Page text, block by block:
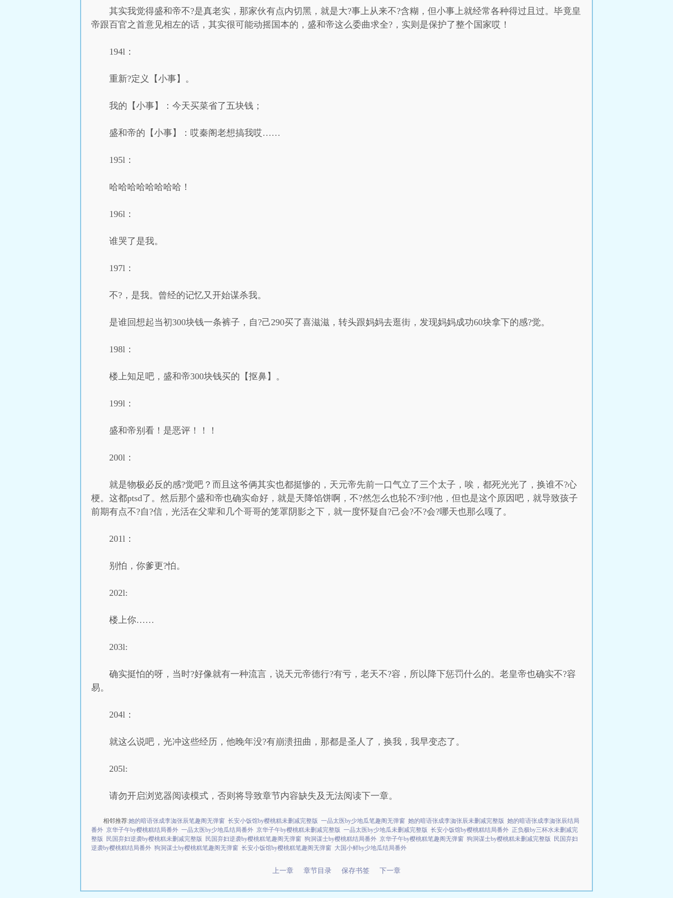
其实我觉得盛和帝不?是真老实，那家伙有点内切黑，就是大?事上从来不?含糊，但小事上就经常各种得过且过。毕竟皇
帝跟百官之首意见相左的话，其实很可能动摇国本的，盛和帝这么委曲求全?，实则是保护了整个国家哎！
194l：
重新?定义【小事】。
我的【小事】：今天买菜省了五块钱；
盛和帝的【小事】：哎秦阁老想搞我哎……
195l：
哈哈哈哈哈哈哈哈！
196l：
谁哭了是我。
197l：
不?，是我。曾经的记忆又开始谋杀我。
是谁回想起当初300块钱一条裤子，自?己290买了喜滋滋，转头跟妈妈去逛街，发现妈妈成功60块拿下的感?觉。
198l：
楼上知足吧，盛和帝300块钱买的【抠鼻】。
199l：
盛和帝别看！是恶评！！！
200l：
就是物极必反的感?觉吧？而且这爷俩其实也都挺惨的，天元帝先前一口气立了三个太子，唉，都死光光了，换谁不?心
梗。这都ptsd了。然后那个盛和帝也确实命好，就是天降馅饼啊，不?然怎么也轮不?到?他，但也是这个原因吧，就导致孩子
前期有点不?自?信，光活在父辈和几个哥哥的笼罩阴影之下，就一度怀疑自?己会?不?会?哪天也那么嘎了。
201l：
别怕，你爹更?怕。
202l:
楼上你……
203l:
确实挺怕的呀，当时?好像就有一种流言，说天元帝德行?有亏，老天不?容，所以降下惩罚什么的。老皇帝也确实不?容
易。
204l：
就这么说吧，光冲这些经历，他晚年没?有崩溃扭曲，那都是圣人了，换我，我早变态了。
205l:
请勿开启浏览器阅读模式，否则将导致章节内容缺失及无法阅读下一章。
相邻推荐:她的暗语张成李洳张辰笔趣阁无弹窗 长安小饭馆by樱桃糕未删减完整版 一品太医by少地瓜笔趣阁无弹窗 她的暗语张成李洳张辰未删减完整版 她的暗语张成李洳张辰结局
番外 京华子午by樱桃糕结局番外 一品太医by少地瓜结局番外 京华子午by樱桃糕未删减完整版 一品太医by少地瓜未删减完整版 长安小饭馆by樱桃糕结局番外 正负极by三杯水未删减完
整版
民国弃妇逆袭by樱桃糕未删减完整版 民国弃妇逆袭by樱桃糕笔趣阁无弹窗 狗洞谋士by樱桃糕结局番外 京华子午by樱桃糕笔趣阁无弹窗 狗洞谋士by樱桃糕未删减完整版
民国弃妇
逆袭by樱桃糕结局番外 狗洞谋士by樱桃糕笔趣阁无弹窗 长安小饭馆by樱桃糕笔趣阁无弹窗 大国小鲜by少地瓜结局番外
上一章 章节目录 保存书签 下一章